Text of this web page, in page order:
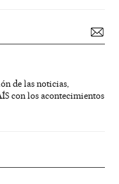
de las noticias,
con los acontecimientos